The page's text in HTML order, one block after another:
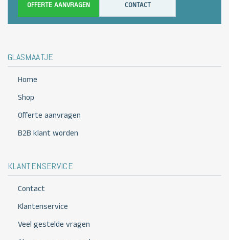
OFFERTE AANVRAGEN CONTACT
GLASMAATJE
Home
Shop
Offerte aanvragen
B2B klant worden
KLANTENSERVICE
Contact
Klantenservice
Veel gestelde vragen